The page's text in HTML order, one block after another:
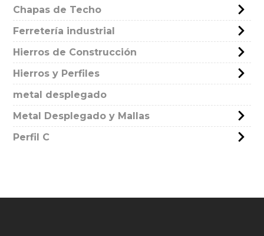
Chapas de Techo
Ferretería industrial
Hierros de Construcción
Hierros y Perfiles
metal desplegado
Metal Desplegado y Mallas
Perfil C